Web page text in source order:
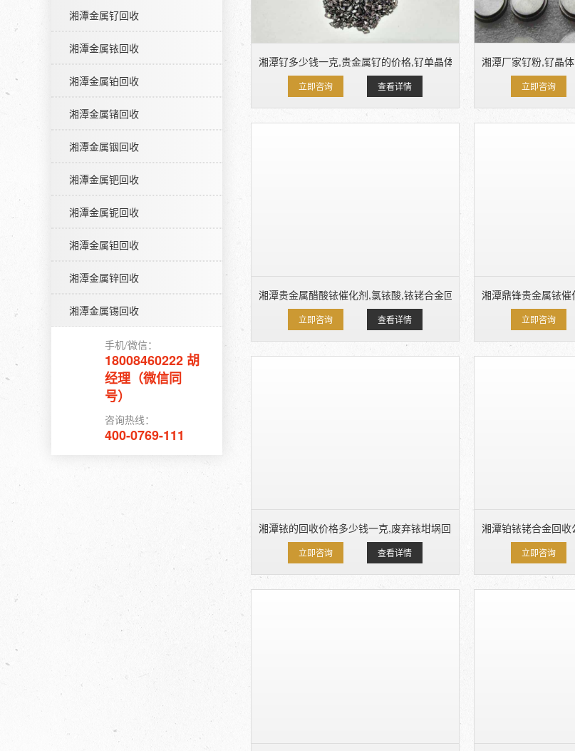
湘潭金属钌回收
湘潭金属铱回收
湘潭金属铂回收
湘潭金属锗回收
湘潭金属铟回收
湘潭金属钯回收
湘潭金属铌回收
湘潭金属钽回收
湘潭金属锌回收
湘潭金属锡回收
手机/微信：
18008460222 胡
经理（微信同
号）
咨询热线：
400-0769-111
湘潭钌多少钱一克,贵金属钌的价格,钌单晶体回收
立即咨询 查看详情
湘潭厂家钌粉,钌晶
立即咨询
湘潭贵金属醋酸铱催化剂,氯铱酸,铱铑合金回收价格
立即咨询 查看详情
湘潭鼎锋贵金属铱催
立即咨询
湘潭铱的回收价格多少钱一克,废弃铱坩埚回收公司
立即咨询 查看详情
湘潭铂铱铑合金回
立即咨询